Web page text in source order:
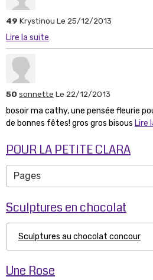
49 Krystinou Le 25/12/2013
Lire la suite
50 sonnette Le 22/12/2013
bosoir ma cathy, une pensée fleurie
de bonnes fêtes! gros gros bisous Lire
POUR LA PETITE CLARA
Sculptures en chocolat
Sculptures au chocolat concour
Une Rose